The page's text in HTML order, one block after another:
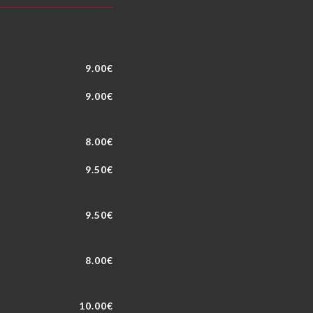
9.00€
9.00€
8.00€
9.50€
9.50€
8.00€
10.00€